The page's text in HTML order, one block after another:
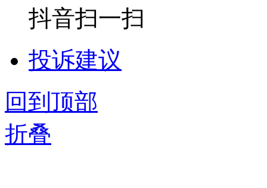
抖音扫一扫
投诉建议
回到顶部
折叠